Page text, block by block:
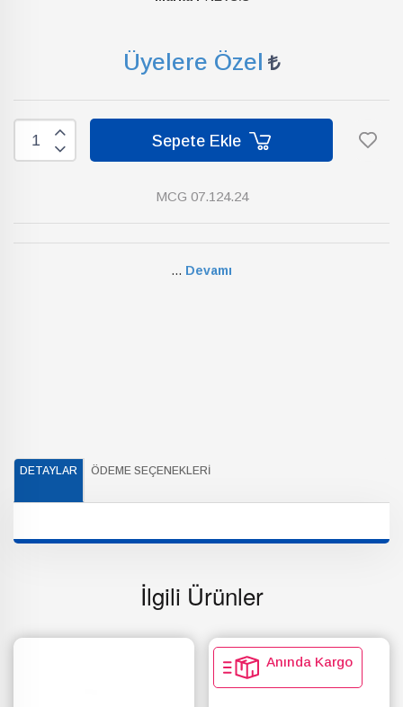
Üyelere Özel
Sepete Ekle
MCG 07.124.24
... Devamı
DETAYLAR ÖDEME SEÇENEKLERI
İlgili Ürünler
Anında Kargo